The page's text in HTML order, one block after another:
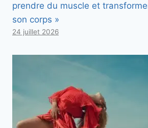
prendre du muscle et
son corps »
24 juillet 2026